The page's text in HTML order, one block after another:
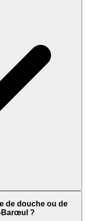
de douche ou de
Barœul ?